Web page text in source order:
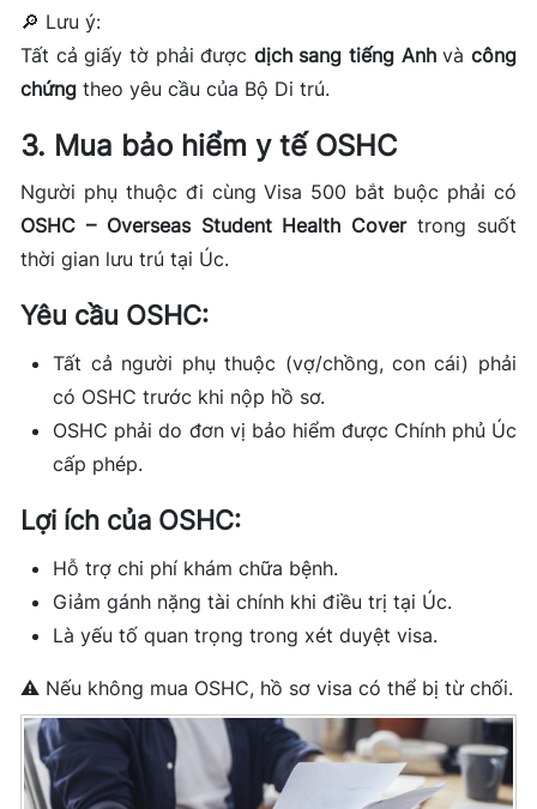
🔎 Lưu ý:
Tất cả giấy tờ phải được dịch sang tiếng Anhvà công
chứng theo yêu cầu của Bộ Di trú.
3. Mua bảo hiểm y tế OSHC
Người phụ thuộc đi cùng Visa 500 bắt buộc phải có
OSHC – Overseas Student Health Covertrong suốt
thời gian lưu trú tại Úc.
Yêu cầu OSHC:
Tất cả người phụ thuộc (vợ/chồng, con cái) phải
có OSHC trước khi nộp hồ sơ.
OSHC phải do đơn vị bảo hiểm được Chính phủ Úc
cấp phép.
Lợi ích của OSHC:
Hỗ trợ chi phí khám chữa bệnh.
Giảm gánh nặng tài chính khi điều trị tại Úc.
Là yếu tố quan trọng trong xét duyệt visa.
⚠️ Nếu không mua OSHC, hồ sơ visa có thể bị từ chối.